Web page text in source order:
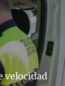
velocidad